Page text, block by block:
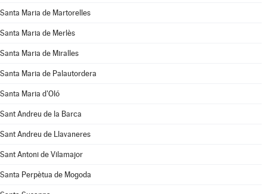
Santa Maria de Martorelles
Santa Maria de Merlès
Santa Maria de Miralles
Santa Maria de Palautordera
Santa Maria d'Oló
Sant Andreu de la Barca
Sant Andreu de Llavaneres
Sant Antoni de Vilamajor
Santa Perpètua de Mogoda